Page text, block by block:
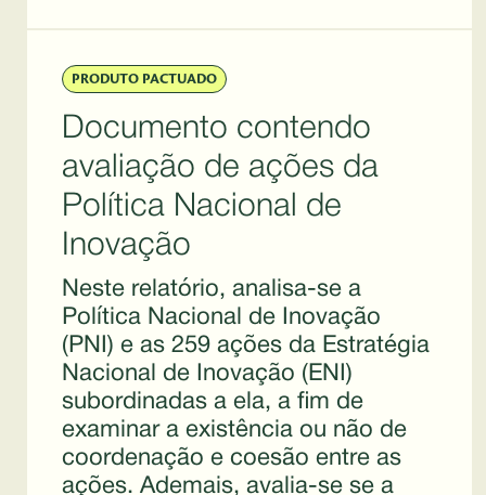
PRODUTO PACTUADO
Documento contendo
avaliação de ações da
Política Nacional de
Inovação
Neste relatório, analisa-se a
Política Nacional de Inovação
(PNI) e as 259 ações da Estratégia
Nacional de Inovação (ENI)
subordinadas a ela, a fim de
examinar a existência ou não de
coordenação e coesão entre as
ações. Ademais, avalia-se se a